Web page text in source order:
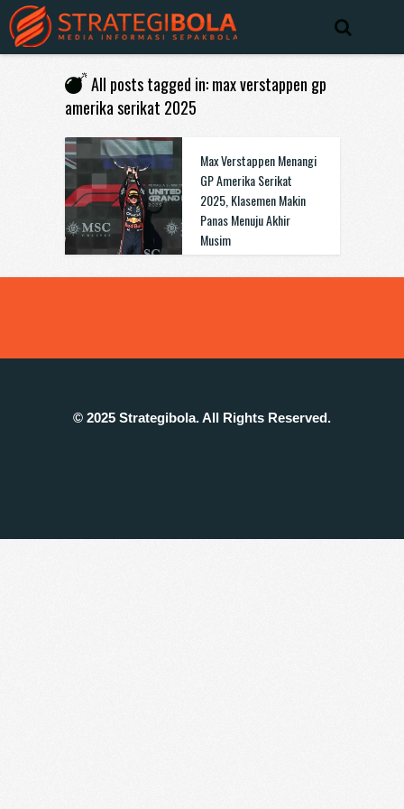
All posts tagged in: max verstappen gp
amerika serikat 2025
Max Verstappen Menangi
GP Amerika Serikat
2025, Klasemen Makin
Panas Menuju Akhir
Musim
© 2025 Strategibola. All Rights Reserved.